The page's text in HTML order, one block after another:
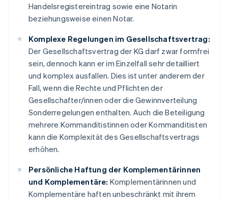
Handelsregistereintrag sowie eine Notarin
beziehungsweise einen Notar.
Komplexe Regelungen im Gesellschaftsvertrag:
Der Gesellschaftsvertrag der KG darf zwar formfrei
sein, dennoch kann er im Einzelfall sehr detailliert
und komplex ausfallen. Dies ist unter anderem der
Fall, wenn die Rechte und Pflichten der
Gesellschafter/innen oder die Gewinnverteilung
Sonderregelungen enthalten. Auch die Beteiligung
mehrere Kommanditistinnen oder Kommanditisten
kann die Komplexität des Gesellschaftsvertrags
erhöhen.
Persönliche Haftung der Komplementärinnen
und Komplementäre: Komplementärinnen und
Komplementäre haften unbeschränkt mit ihrem